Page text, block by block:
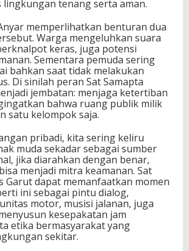
lingkungan tenang serta aman.
memperlihatkan benturan dua
Warga mengeluhkan suara
keras, juga potensi
Sementara pemuda sering
bahkan saat tidak melakukan
Di sinilah peran Sat Samapta
jembatan: menjaga ketertiban
bahwa ruang publik milik
satu kelompok saja.
pribadi, kita sering keliru
muda sekadar sebagai sumber
jika diarahkan dengan benar,
menjadi mitra keamanan. Sat
Garut dapat memanfaatkan momen
ini sebagai pintu dialog,
motor, musisi jalanan, juga
kesepakatan jam
etika bermasyarakat yang
sekitar.